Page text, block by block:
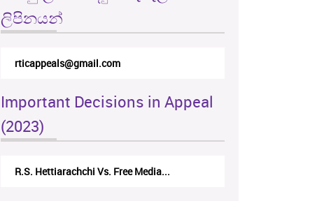
ලිපිනයන්
rticappeals@gmail.com
Important Decisions in Appeal
(2023)
R.S. Hettiarachchi Vs. Free Media...